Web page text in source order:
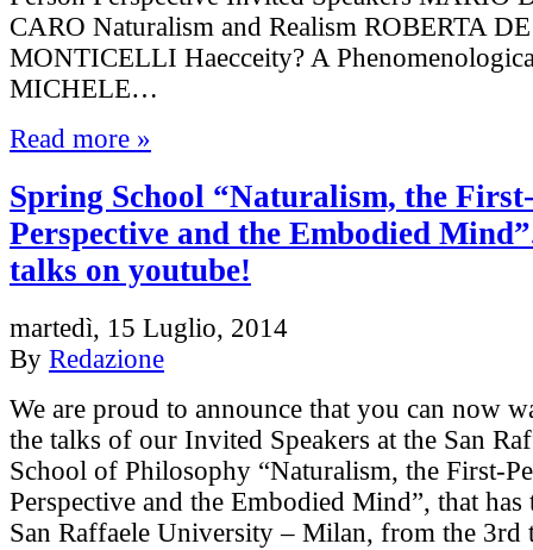
CARO Naturalism and Realism ROBERTA DE
MONTICELLI Haecceity? A
MICHELE…
Read more »
Spring School “Naturalism, the
Perspective and the Embodied
talks on youtube!
martedì, 15 Luglio, 2014
By Redazione
We are proud to announce that you can now
the talks of our Invited Speakers at the San
School of Philosophy “Naturalism, the First-
Perspective and the Embodied Mind”, that has
San Raffaele University – Milan, from the 3rd